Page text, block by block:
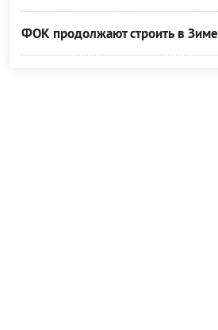
ФОК продолжают строить в Зиме